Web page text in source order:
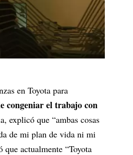
en Toyota para
congeniar el trabajo con
explicó que “ambas cosas
de mi plan de vida ni mi
actualmente “Toyota